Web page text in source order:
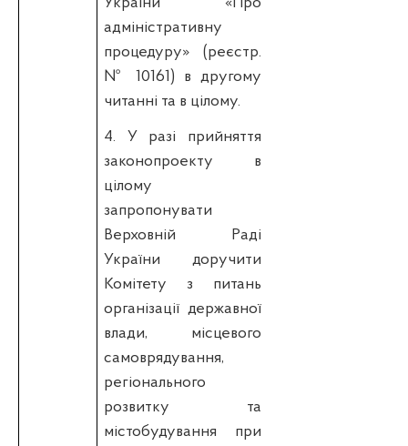
адміністративну
процедуру» (реєстр.
№ 10161) в другому
читанні та в цілому.
4. У разі прийняття
законопроекту в
цілому
запропонувати
Верховній Раді
України доручити
Комітету з питань
організації державної
влади, місцевого
самоврядування,
регіонального
розвитку та
містобудування при